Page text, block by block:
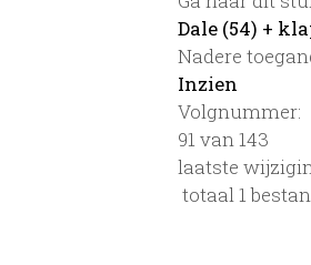
Dale (54) +
Nadere
Inzien
Volgnummer:
91 van 143
laatste
totaal 1